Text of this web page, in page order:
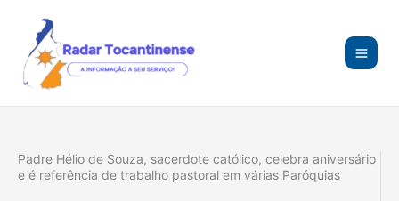
conteúdo
Padre Hélio de Souza, sacerdote católico, celebra aniversário
e é referência de trabalho pastoral em várias Paróquias